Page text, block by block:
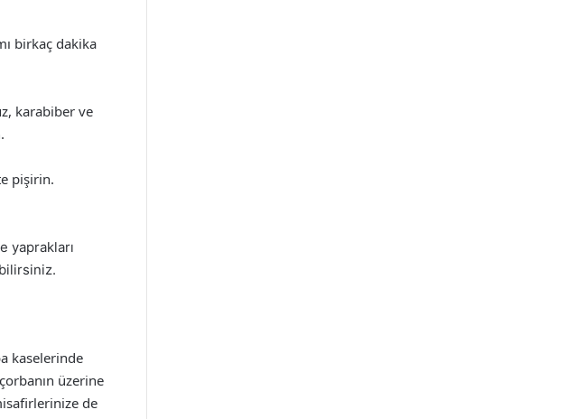
birkaç dakika
karabiber ve
pişirin.
yaprakları
kaselerinde
üzerine
de